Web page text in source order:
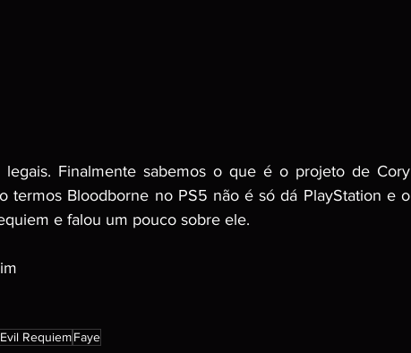
legais. Finalmente sabemos o que é o projeto de Cory
termos Bloodborne no PS5 não é só dá PlayStation e o
e falou um pouco sobre ele.
RequiemFaye